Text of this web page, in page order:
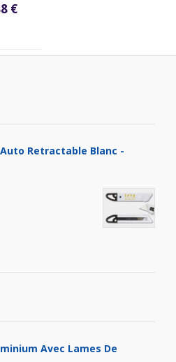
€
Retractable Blanc -
Avec Lames De